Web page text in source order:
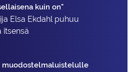
kuin on"
Elsa Ekdahl puhuu
itsensä
muodostelmaluistelulle